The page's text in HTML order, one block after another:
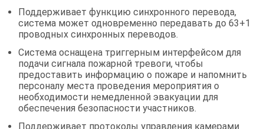
Поддерживает функцию синхронного перевода,
система может одновременно передавать до 63+1
проводных синхронных переводов.
Система оснащена триггерным интерфейсом для
подачи сигнала пожарной тревоги, чтобы
предоставить информацию о пожаре и напомнить
персоналу места проведения мероприятия о
необходимости немедленной эвакуации для
обеспечения безопасности участников.
Поддерживает протоколы управления камерами